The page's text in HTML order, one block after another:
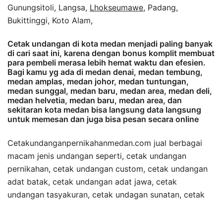
Gunungsitoli, Langsa, Lhokseumawe, Padang,
Bukittinggi, Koto Alam,
Cetak undangan di kota medan menjadi paling banyak
di cari saat ini, karena dengan bonus komplit membuat
para pembeli merasa lebih hemat waktu dan efesien.
Bagi kamu yg ada di medan denai, medan tembung,
medan amplas, medan johor, medan tuntungan,
medan sunggal, medan baru, medan area, medan deli,
medan helvetia, medan baru, medan area, dan
sekitaran kota medan bisa langsung data langsung
untuk memesan dan juga bisa pesan secara online
Cetakundanganpernikahanmedan.com jual berbagai
macam jenis undangan seperti, cetak undangan
pernikahan, cetak undangan custom, cetak undangan
adat batak, cetak undangan adat jawa, cetak
undangan tasyakuran, cetak undagan sunatan, cetak